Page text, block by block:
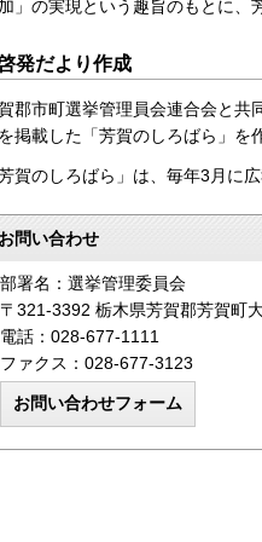
」の実現という趣旨のもとに、
発だより作成
郡市町選挙管理員会連合会と共
掲載した「芳賀のしろばら」を
芳賀のしろばら」は、毎年3月に
お問い合わせ
部署名：選挙管理委員会
〒321-3392 栃木県芳賀郡芳賀町
電話：028-677-1111
ファクス：028-677-3123